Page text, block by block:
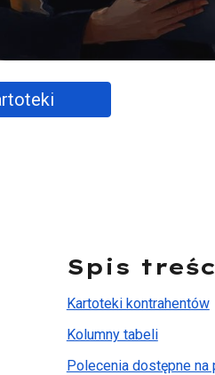
Spis
Kartoteki kontrahentów
Kolumny tabeli
Polecenia dostępne na